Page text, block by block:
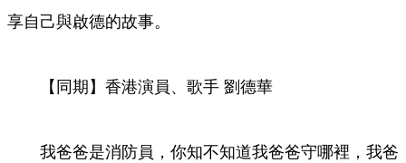
享自己與啟德的故事。
【同期】香港演員、歌手 劉德華
我爸爸是消防員，你知不知道我爸爸守哪裡，我爸